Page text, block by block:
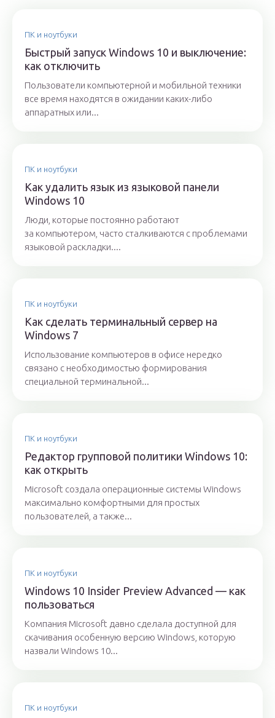
ПК и ноутбуки
Быстрый запуск Windows 10 и выключение:
как отключить
Пользователи компьютерной и мобильной техники
все время находятся в ожидании каких-либо
аппаратных или...
ПК и ноутбуки
Как удалить язык из языковой панели
Windows 10
Люди, которые постоянно работают
за компьютером, часто сталкиваются с проблемами
языковой раскладки....
ПК и ноутбуки
Как сделать терминальный сервер на
Windows 7
Использование компьютеров в офисе нередко
связано с необходимостью формирования
специальной терминальной...
ПК и ноутбуки
Редактор групповой политики Windows 10:
как открыть
Microsoft создала операционные системы Windows
максимально комфортными для простых
пользователей, а также...
ПК и ноутбуки
Windows 10 Insider Preview Advanced — как
пользоваться
Компания Microsoft давно сделала доступной для
скачивания особенную версию Windows, которую
назвали Windows 10...
ПК и ноутбуки